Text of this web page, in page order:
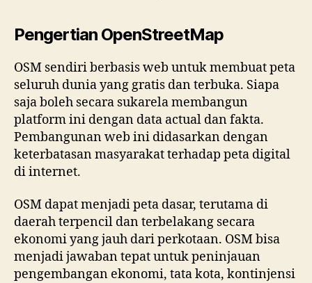
Pengertian OpenStreetMap
OSM sendiri berbasis web untuk membuat peta
seluruh dunia yang gratis dan terbuka. Siapa
saja boleh secara sukarela membangun
platform ini dengan data actual dan fakta.
Pembangunan web ini didasarkan dengan
keterbatasan masyarakat terhadap peta digital
di internet.
OSM dapat menjadi peta dasar, terutama di
daerah terpencil dan terbelakang secara
ekonomi yang jauh dari perkotaan. OSM bisa
menjadi jawaban tepat untuk peninjauan
pengembangan ekonomi, tata kota, kontinjensi